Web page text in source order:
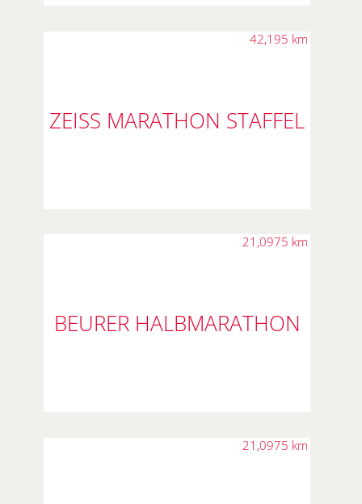
ZEISS MARATHON STAFFEL
42,195 km
BEURER HALBMARATHON
21,0975 km
21,0975 km